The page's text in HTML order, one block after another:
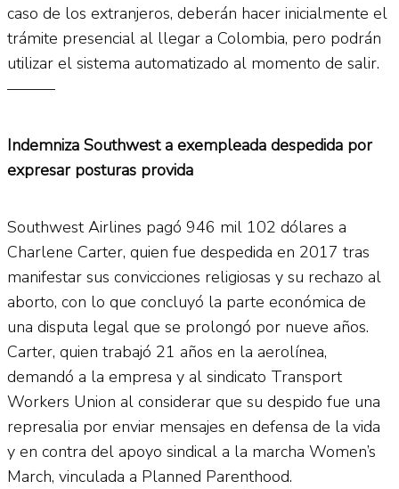
caso de los extranjeros, deberán hacer inicialmente el
trámite presencial al llegar a Colombia, pero podrán
utilizar el sistema automatizado al momento de salir.
———
Indemniza Southwest a exempleada despedida por
expresar posturas provida
Southwest Airlines pagó 946 mil 102 dólares a
Charlene Carter, quien fue despedida en 2017 tras
manifestar sus convicciones religiosas y su rechazo al
aborto, con lo que concluyó la parte económica de
una disputa legal que se prolongó por nueve años.
Carter, quien trabajó 21 años en la aerolínea,
demandó a la empresa y al sindicato Transport
Workers Union al considerar que su despido fue una
represalia por enviar mensajes en defensa de la vida
y en contra del apoyo sindical a la marcha Women’s
March, vinculada a Planned Parenthood.